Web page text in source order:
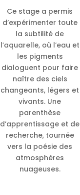
Ce stage a permis
d’expérimenter toute
la subtilité de
l’aquarelle, où l’eau et
les pigments
dialoguent pour faire
naître des ciels
changeants, légers et
vivants. Une
parenthèse
d’apprentissage et de
recherche, tournée
vers la poésie des
atmosphères
nuageuses.